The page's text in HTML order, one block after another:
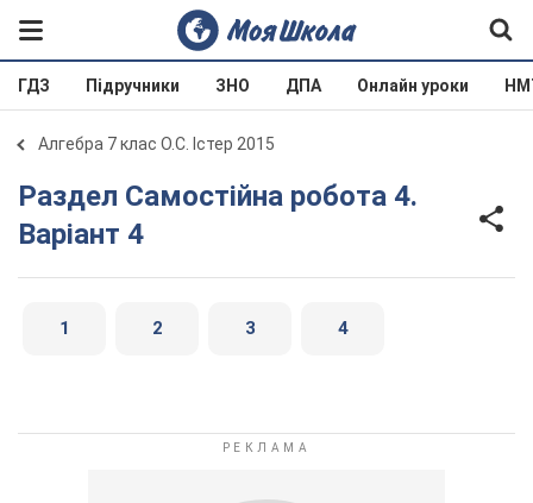
ГДЗ Підручники ЗНО ДПА Онлайн уроки
Алгебра 7 клас О.С. Істер 2015
Раздел Самостійна робота 4.
Варіант 4
1 2 3 4